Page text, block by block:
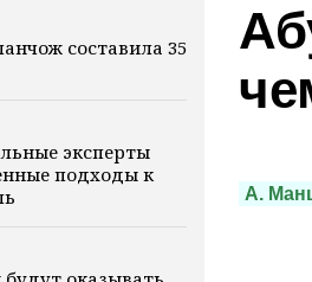
составила 35
эксперты
подходы к
А.